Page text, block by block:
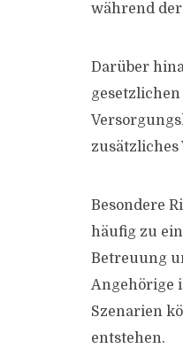
während
Darüber
Besondere
häufig zu
Betreuung
Angehörige
Szenarien
entstehen.